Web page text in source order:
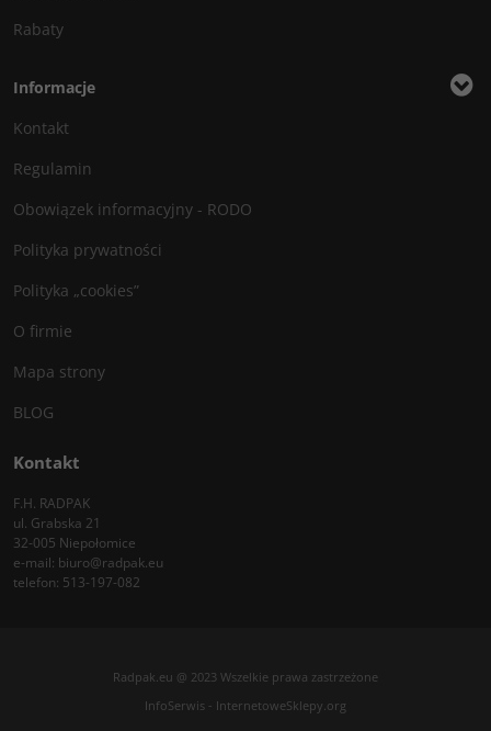
Rabaty
Informacje
Kontakt
Regulamin
Obowiązek informacyjny - RODO
Polityka prywatności
Polityka „cookies”
O firmie
Mapa strony
BLOG
Kontakt
F.H. RADPAK
ul. Grabska 21
32-005 Niepołomice
e-mail: biuro@radpak.eu
telefon: 513-197-082
Radpak.eu @ 2023 Wszelkie prawa zastrzeżone
InfoSerwis - InternetoweSklepy.org